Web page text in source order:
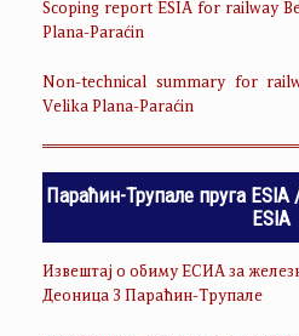
Scoping report ESIA for railway
Plana-Paraćin
Non-technical summary for
Velika Plana-Paraćin
Параћин-Трупале пруга
ESIA
Извештај о обиму ЕСИА за
Деоница 3 Параћин-Трупале